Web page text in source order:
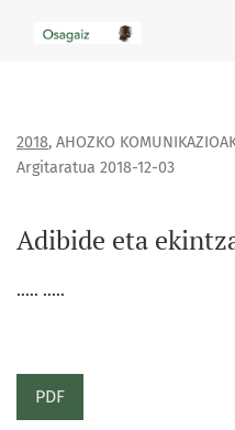
2018, AHOZKO
Adibide eta
Argitaratua 2018-12-03
..... .....
PDF